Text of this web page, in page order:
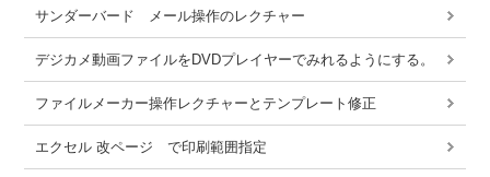
サンダーバード メール操作のレクチャー
デジカメ動画ファイルをDVDプレイヤーでみれるようにする。
ファイルメーカー操作レクチャーとテンプレート修正
エクセル 改ページ で印刷範囲指定